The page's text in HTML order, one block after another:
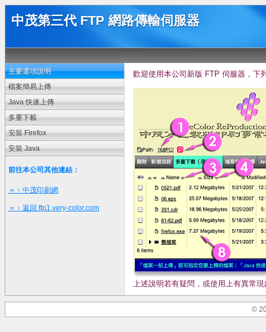
中茂第三代 FTP 網路傳輸伺服器
主要選項說明
檔案簡易上傳
Java 快速上傳
多重下載
安裝 Firefox
安裝 Java
前往本公司其他連結：
＝﹥中茂印刷網
＝﹥返回 ftp1.very-color.com
歡迎使用本公司新版 FTP 伺服器，下
上述說明若有疑問，或使用上有異常
©